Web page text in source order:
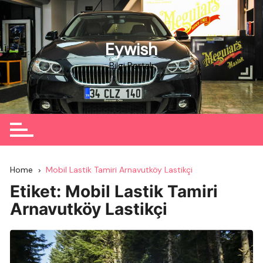
Skip
to
content
Eywish
Bilgi Portalı
Home Mobil Lastik Tamiri Arnavutköy Lastikçi
Etiket: Mobil Lastik Tamiri
Arnavutköy Lastikçi